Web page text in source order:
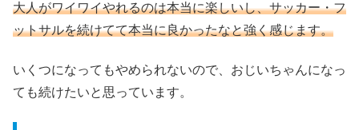
大人がワイワイやれるのは本当に楽しいし、サッカー・フ
ットサルを続けてて本当に良かったなと強く感じます。
いくつになってもやめられないので、おじいちゃんになっ
ても続けたいと思っています。